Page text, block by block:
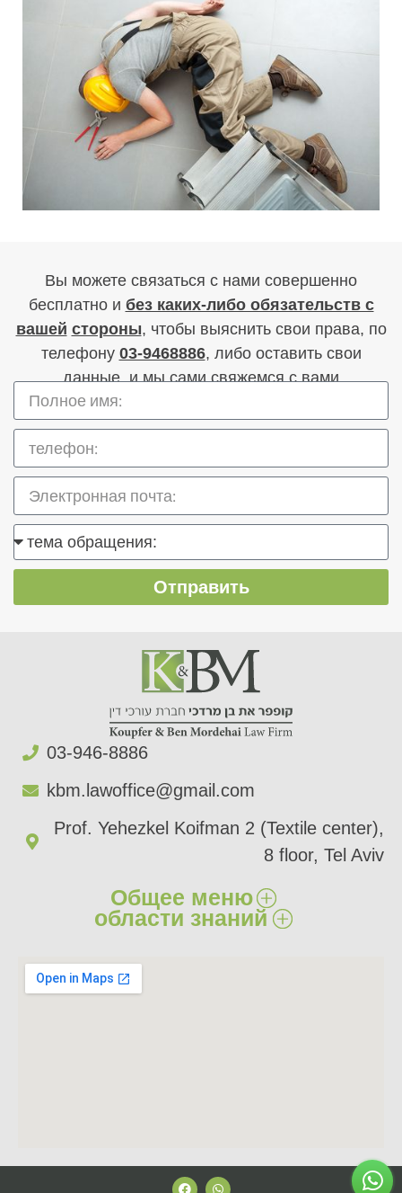
Вы можете связаться с нами совершенно
бесплатно и без каких-либо обязательств с
вашей стороны, чтобы выяснить свои права, по
телефону 03-9468886, либо оставить свои
данные, и мы сами свяжемся с вами
Отправить
03-946-8886​
kbm.lawoffice@gmail.com​
Prof. Yehezkel Koifman 2 (Textile center),
8 floor, Tel Aviv
Общее меню
главный
Статьи
области знаний
Ущерб имуществу​
Страховые иски​